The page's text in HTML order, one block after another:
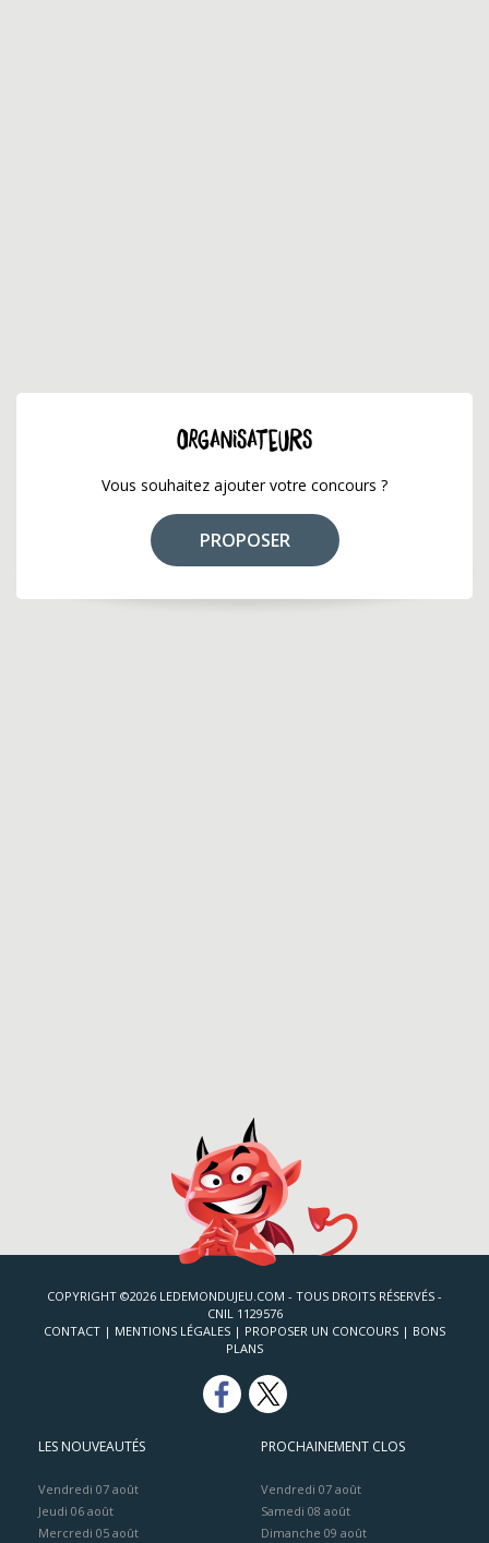
ORGANISATEURS
Vous souhaitez ajouter votre concours ?
PROPOSER
COPYRIGHT ©2026 LEDEMONDUJEU.COM - TOUS DROITS RÉSERVÉS -
CNIL 1129576
CONTACT | MENTIONS LÉGALES | PROPOSER UN CONCOURS | BONS
PLANS
LES NOUVEAUTÉS
Vendredi 07 août
Jeudi 06 août
Mercredi 05 août
PROCHAINEMENT CLOS
Vendredi 07 août
Samedi 08 août
Dimanche 09 août